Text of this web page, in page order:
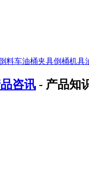
料车油桶夹具倒桶机具
咨讯 - 产品知